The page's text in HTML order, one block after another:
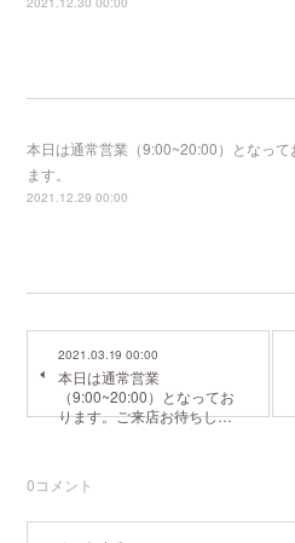
本日は通常営業（9:00~20:00）となっ
ます。
2021.12.29 00:00
2021.03.19 00:00
本日は通常営業
（9:00~20:00）となってお
ります。ご来店お待ちし…
0コメント